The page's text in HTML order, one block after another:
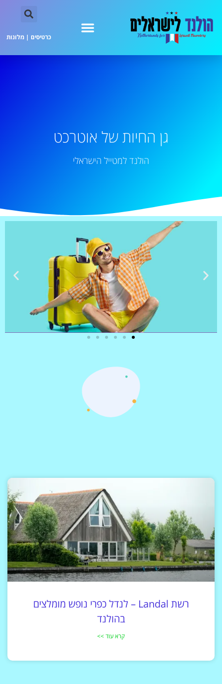
כרטיסים | מלונות
גן החיות של אוטרכט
הולנד למטייל הישראלי
רשת Landal – לנדל כפרי נופש מומלצים
בהולנד
קרא עוד >>